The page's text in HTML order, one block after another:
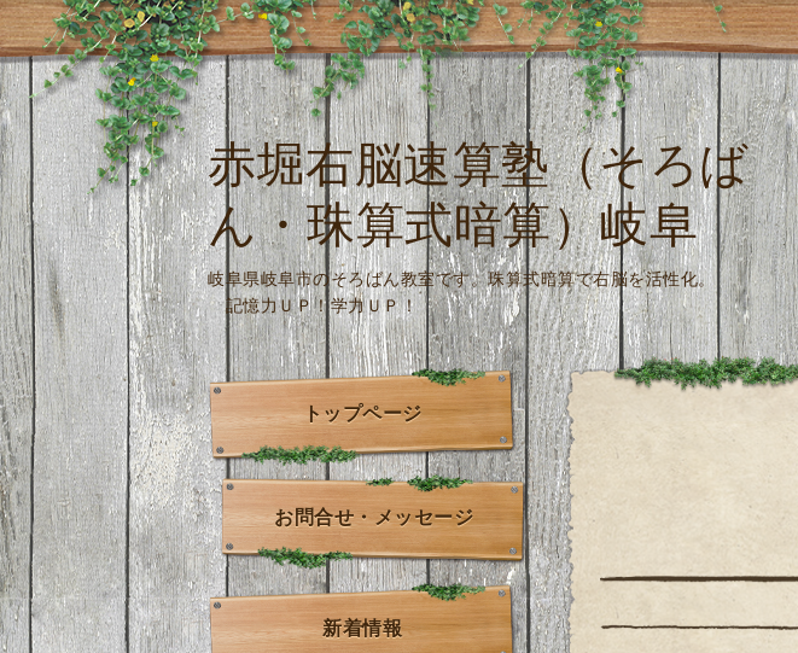
赤堀右脳速算塾（そろば
ん・珠算式暗算）岐阜
岐阜県岐阜市のそろばん教室です。珠算式暗算で右脳を活性化
記憶力ＵＰ！学力ＵＰ！
トップページ
お問合せ・メッセージ
新着情報